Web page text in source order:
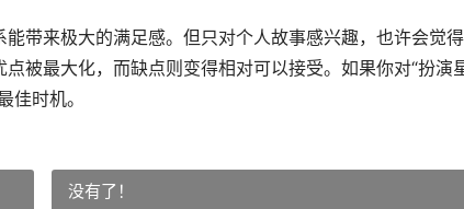
带来极大的满足感。但只对个人故事感兴趣，也许会觉
被最大化，而缺点则变得相对可以接受。如果你对“扮演
佳时机。
没有了！